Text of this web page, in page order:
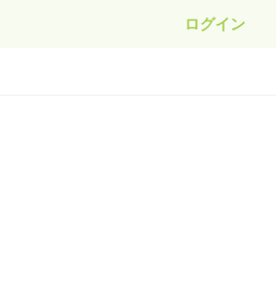
ログイン